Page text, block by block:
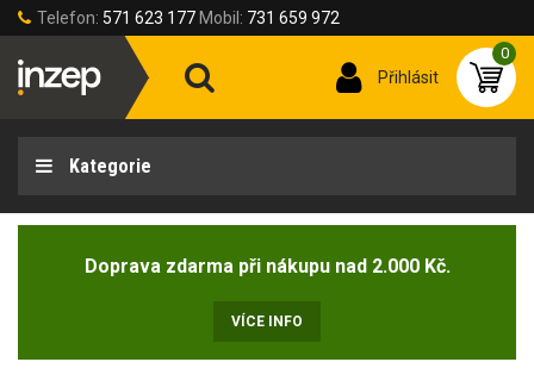
Telefon: 571 623 177 Mobil: 731 659 972
Přihlásit
0
Kategorie
Doprava zdarma při nákupu nad 2.000 Kč.
VÍCE INFO